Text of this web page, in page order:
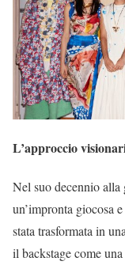
L’approccio
Nel suo decennio alla
un’impronta giocosa
stata trasformata in
il backstage come